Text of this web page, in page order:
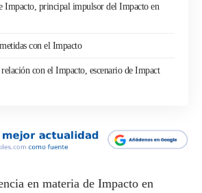
Impacto, principal impulsor del Impacto en
con el Impacto
con el Impacto, escenario de Impact
en materia de Impacto en